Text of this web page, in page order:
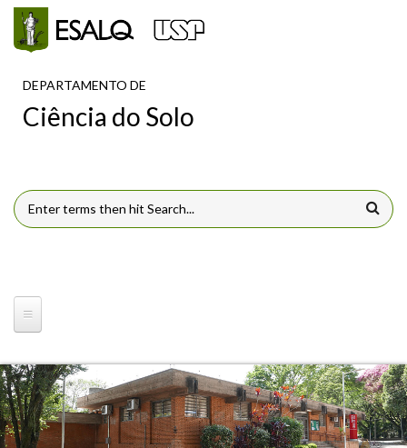
Pular para o conteúdo principal
DEPARTAMENTO DE
Ciência do Solo
FORMULÁRIO DE BUSCA